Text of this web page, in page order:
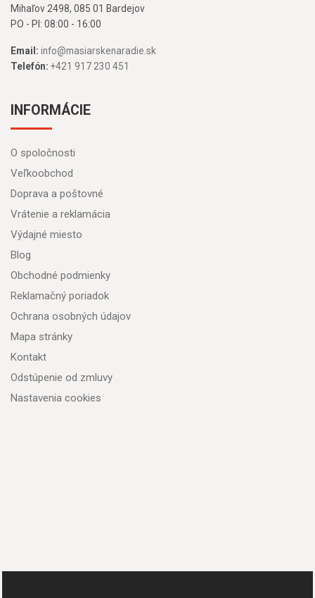
Mihaľov 2498, 085 01 Bardejov
PO - PI: 08:00 - 16:00
Email: info@masiarskenaradie.sk
Telefón: +421 917 230 451
INFORMÁCIE
O spoločnosti
Veľkoobchod
Doprava a poštovné
Vrátenie a reklamácia
Výdajné miesto
Blog
Obchodné podmienky
Reklamačný poriadok
Ochrana osobných údajov
Mapa stránky
Kontakt
Odstúpenie od zmluvy
Nastavenia cookies